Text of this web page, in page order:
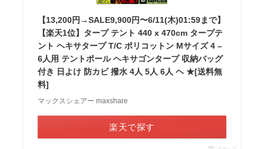
【13,200円→SALE9,900円〜6/11(木)01:59まで】
【楽天1位】タープ テント 440 x 470cm タープテ
ント ヘキサタープ T/C ポリコットン Mサイズ 4 –
6人用 テントポール ヘキサゴンタープ 収納バッグ
付き 日よけ 防カビ 撥水 4人 5人 6人 ヘ ★[送料無
料]
マックスシェアー maxshare
楽天で探す